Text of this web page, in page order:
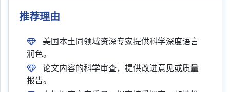
推荐理由
美国本土同领域资深专家提供科学深度语言
润色。
论文内容的科学审查，提供改进意见或质量
报告。